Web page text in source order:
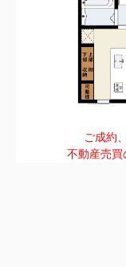
ご成約
不動産売買